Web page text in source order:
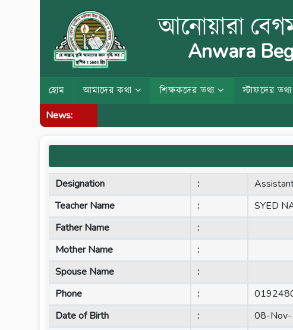
আনোয়ারা
Anwara
হোম আমাদের কথা শিক্ষকদের তথ্য স্টাফদের তথ্য
News:
Designation :
Teacher Name
:
SYED
Father Name
:
Mother Name
:
Spouse Name
:
Phone
:
Date of Birth
:
08-